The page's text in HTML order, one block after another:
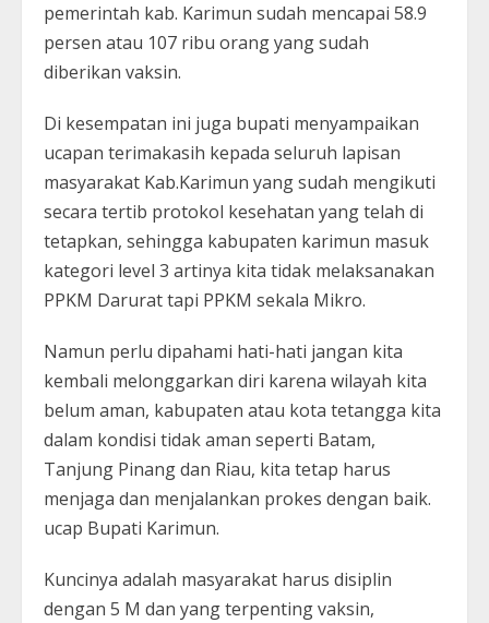
pemerintah kab. Karimun sudah mencapai 58.9
persen atau 107 ribu orang yang sudah
diberikan vaksin.
Di kesempatan ini juga bupati menyampaikan
ucapan terimakasih kepada seluruh lapisan
masyarakat Kab.Karimun yang sudah mengikuti
secara tertib protokol kesehatan yang telah di
tetapkan, sehingga kabupaten karimun masuk
kategori level 3 artinya kita tidak melaksanakan
PPKM Darurat tapi PPKM sekala Mikro.
Namun perlu dipahami hati-hati jangan kita
kembali melonggarkan diri karena wilayah kita
belum aman, kabupaten atau kota tetangga kita
dalam kondisi tidak aman seperti Batam,
Tanjung Pinang dan Riau, kita tetap harus
menjaga dan menjalankan prokes dengan baik.
ucap Bupati Karimun.
Kuncinya adalah masyarakat harus disiplin
dengan 5 M dan yang terpenting vaksin,